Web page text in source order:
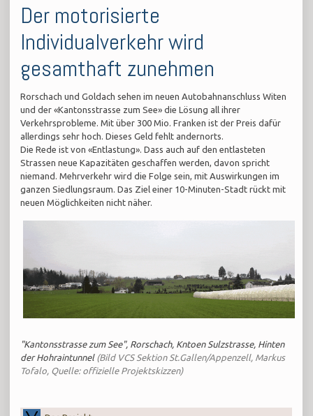
Der motorisierte
Individualverkehr wird
gesamthaft zunehmen
Rorschach und Goldach sehen im neuen Autobahnanschluss Witen
und der «Kantonsstrasse zum See» die Lösung all ihrer
Verkehrsprobleme. Mit über 300 Mio. Franken ist der Preis dafür
allerdings sehr hoch. Dieses Geld fehlt andernorts.
Die Rede ist von «Entlastung». Dass auch auf den entlasteten
Strassen neue Kapazitäten geschaffen werden, davon spricht
niemand. Mehrverkehr wird die Folge sein, mit Auswirkungen im
ganzen Siedlungsraum. Das Ziel einer 10-Minuten-Stadt rückt mit
neuen Möglichkeiten nicht näher.
"Kantonsstrasse zum See", Rorschach, Kntoen Sulzstrasse, Hinten
der Hohraintunnel (Bild VCS Sektion St.Gallen/Appenzell, Markus
Tofalo, Quelle: offizielle Projektskizzen)